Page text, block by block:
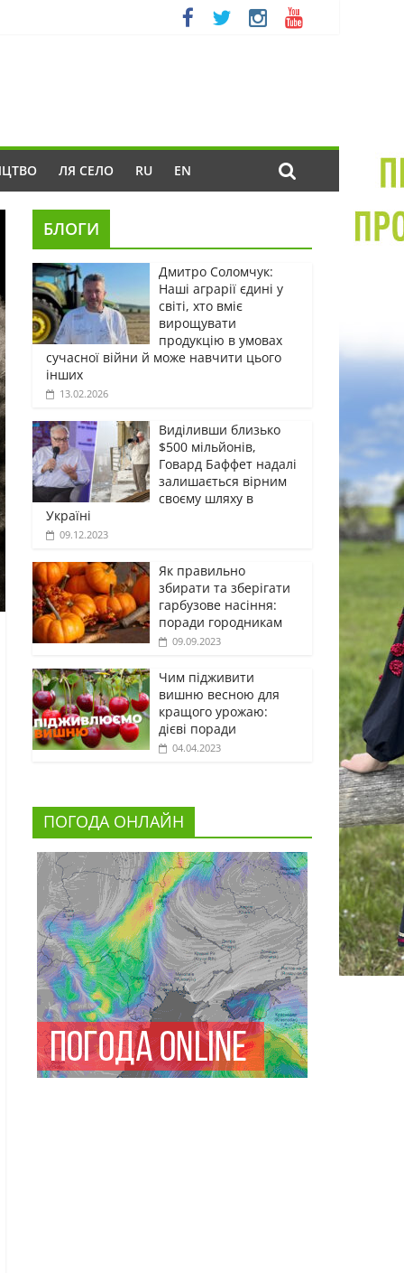
ЛЯ СЕЛО RU EN
БЛОГИ
Дмитро Соломчук:
Наші аграрії єдині у
світі, хто вміє
вирощувати
продукцію в умовах
сучасної війни й може навчити цього
інших
13.02.2026
Виділивши близько
$500 мільйонів,
Говард Баффет надалі
залишається вірним
своєму шляху в
Україні
09.12.2023
Як правильно
збирати та зберігати
гарбузове насіння:
поради городникам
09.09.2023
Чим підживити
вишню весною для
кращого урожаю:
дієві поради
04.04.2023
ПОГОДА ОНЛАЙН